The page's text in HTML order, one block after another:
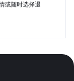
或随时选择退